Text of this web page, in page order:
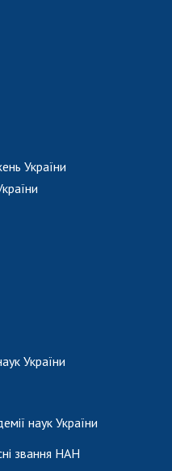
України
України
наук України
звання НАН